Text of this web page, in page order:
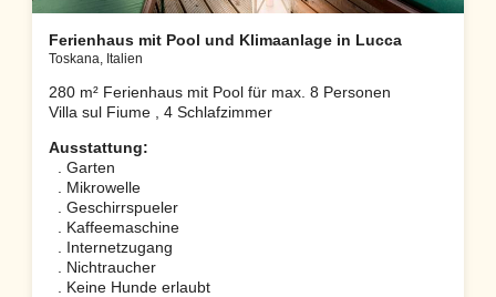
Ferienhaus mit Pool und Klimaanlage in Lucca
Toskana, Italien
280 m² Ferienhaus mit Pool für max. 8 Personen
Villa sul Fiume , 4 Schlafzimmer
Ausstattung:
. Garten
. Mikrowelle
. Geschirrspueler
. Kaffeemaschine
. Internetzugang
. Nichtraucher
. Keine Hunde erlaubt